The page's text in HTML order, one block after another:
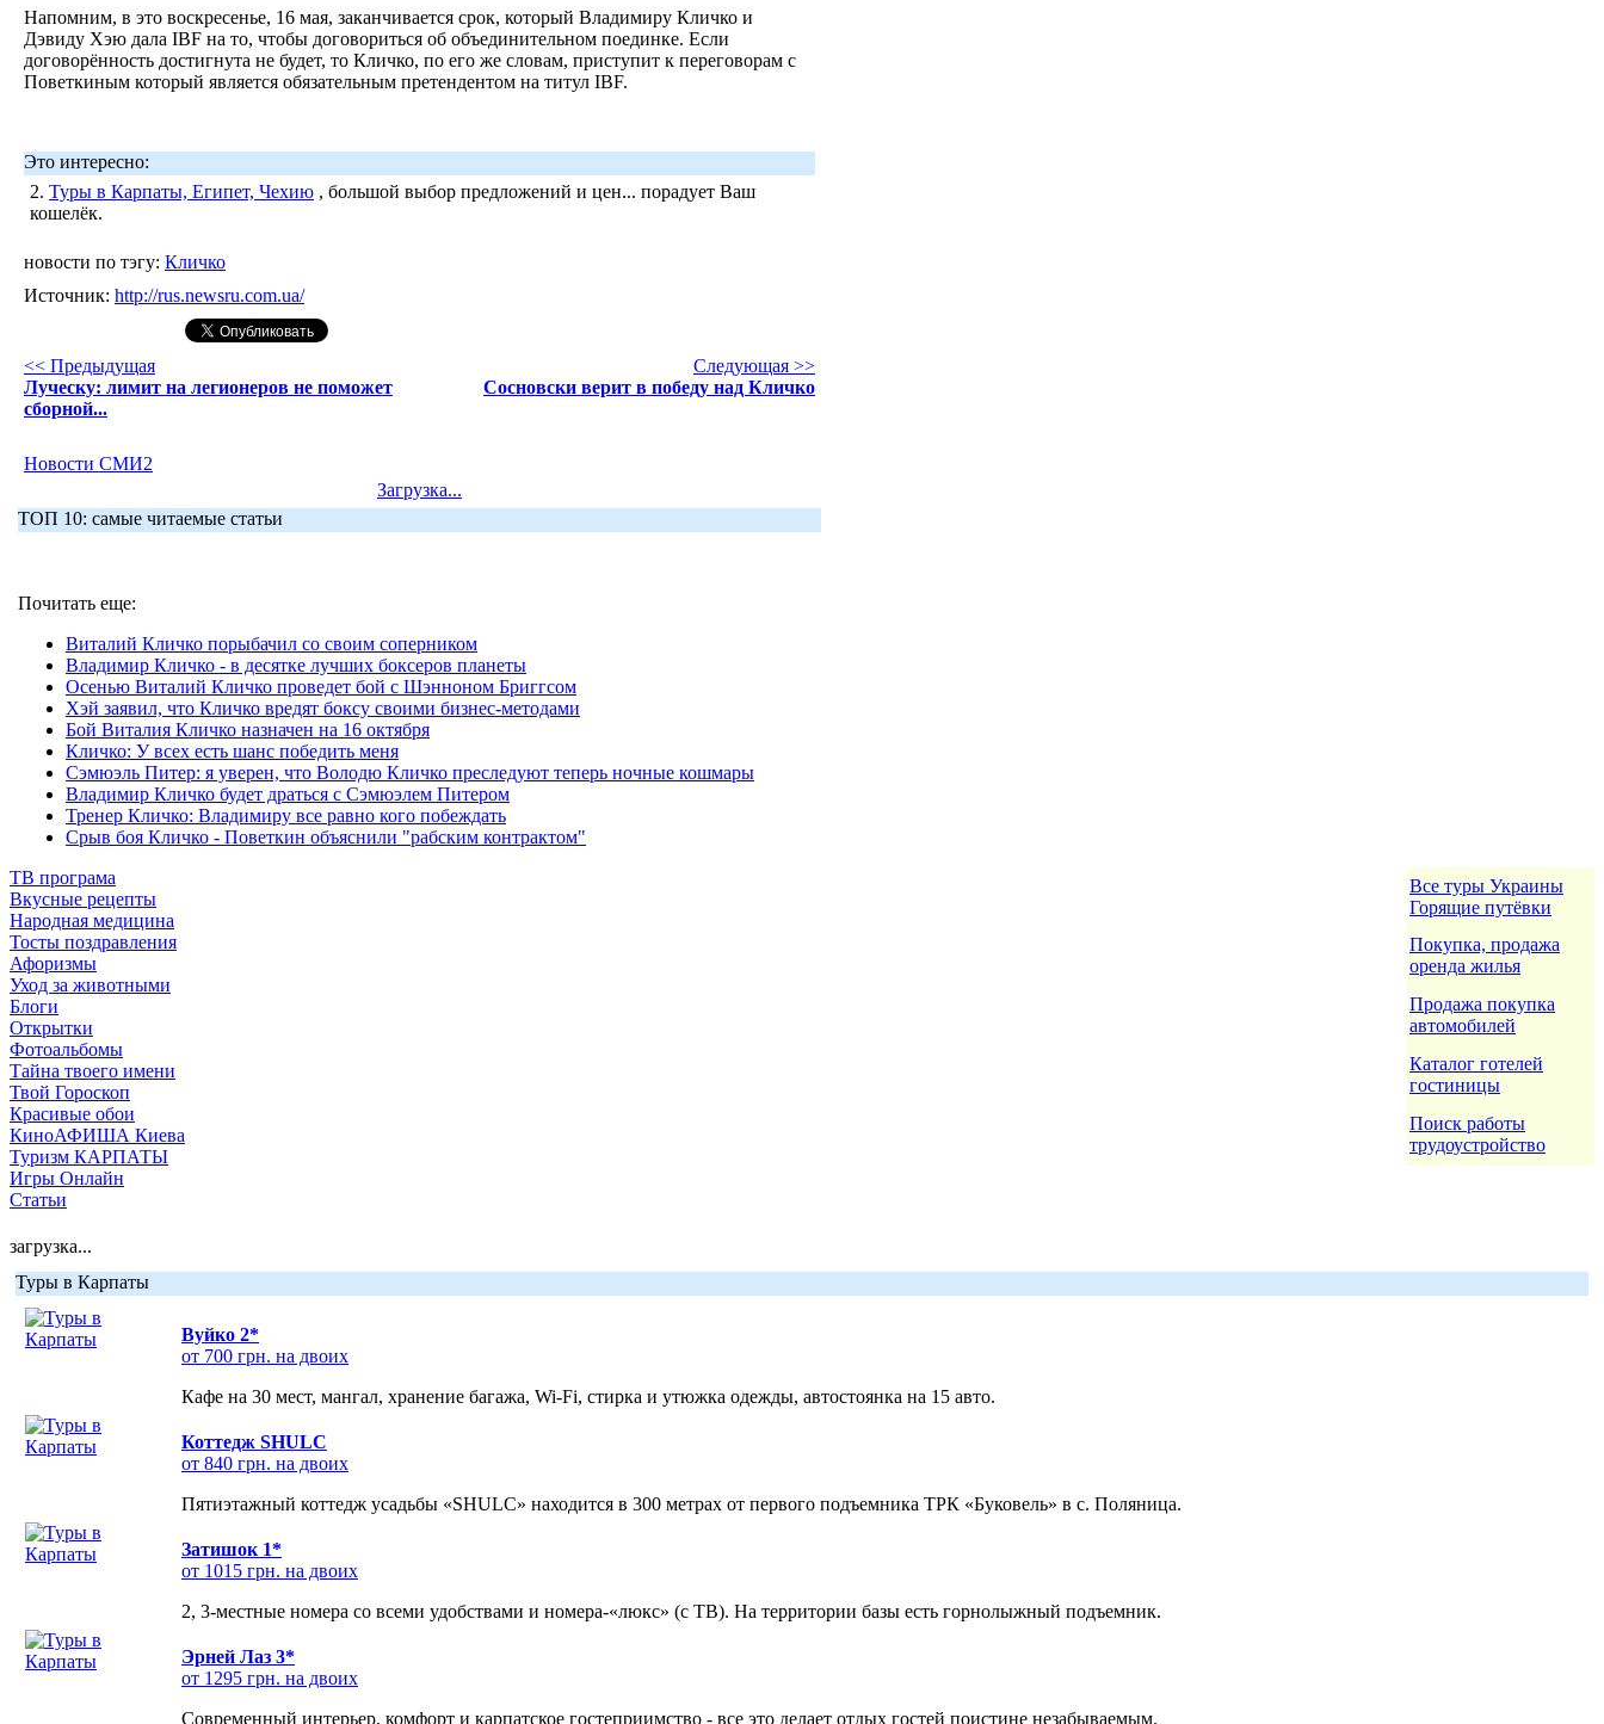
Напомним, в это воскресенье, 16 мая, заканчивается срок, который Владимиру Кличко и
Дэвиду Хэю дала IBF на то, чтобы договориться об объединительном поединке. Если
договорённость достигнута не будет, то Кличко, по его же словам, приступит к переговорам с
Поветкиным который является обязательным претендентом на титул IBF.
Это интересно:
2. Туры в Карпаты, Египет, Чехию , большой выбор предложений и цен... порадует Ваш
кошелёк.
новости по тэгу: Кличко
Источник: http://rus.newsru.com.ua/
<< Предыдущая
Луческу: лимит на легионеров не поможет
сборной...
Следующая >>
Сосновски верит в победу над Кличко
Новости СМИ2
Загрузка...
ТОП 10: самые читаемые статьи
Почитать еще:
Виталий Кличко порыбачил со своим соперником
Владимир Кличко - в десятке лучших боксеров планеты
Осенью Виталий Кличко проведет бой с Шэнноном Бриггсом
Хэй заявил, что Кличко вредят боксу своими бизнес-методами
Бой Виталия Кличко назначен на 16 октября
Кличко: У всех есть шанс победить меня
Сэмюэль Питер: я уверен, что Володю Кличко преследуют теперь ночные кошмары
Владимир Кличко будет драться с Сэмюэлем Питером
Тренер Кличко: Владимиру все равно кого побеждать
Срыв боя Кличко - Поветкин объяснили "рабским контрактом"
ТВ програма
Вкусные рецепты
Народная медицина
Тосты поздравления
Афоризмы
Уход за животными
Блоги
Открытки
Фотоальбомы
Тайна твоего имени
Твой Гороскоп
Красивые обои
КиноАФИША Киева
Туризм КАРПАТЫ
Игры Онлайн
Статьи
Все туры Украины
Горящие путёвки
Покупка, продажа
оренда жилья
Продажа покупка
автомобилей
Каталог готелей
гостиницы
Поиск работы
трудоустройство
загрузка...
Туры в Карпаты
Вуйко 2*
от 700 грн. на двоих
Кафе на 30 мест, мангал, хранение багажа, Wi-Fi, стирка и утюжка одежды, автостоянка на 15 авто.
Коттедж SHULC
от 840 грн. на двоих
Пятиэтажный коттедж усадьбы «SHULC» находится в 300 метрах от первого подъемника ТРК «Буковель» в с. Поляница.
Затишок 1*
от 1015 грн. на двоих
2, 3-местные номера со всеми удобствами и номера-«люкс» (с ТВ). На территории базы есть горнолыжный подъемник.
Эрней Лаз 3*
от 1295 грн. на двоих
Современный интерьер, комфорт и карпатское гостеприимство - все это делает отдых гостей поистине незабываемым.